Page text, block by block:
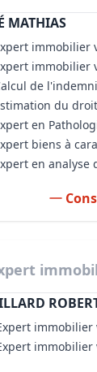
MATHIAS
immobilier
immobilier
de
du
en
biens à
en